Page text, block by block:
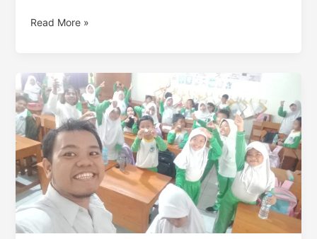
Read More »
Panduan
Keselamatan
dan
Higienitas
(SOP)
Program
MBG
di
SDN
2